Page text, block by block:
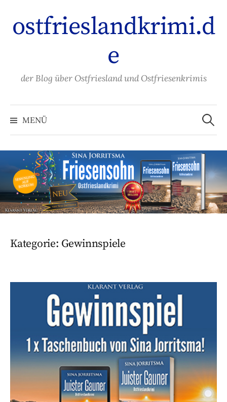
Inhalt
überspringen
ostfrieslandkrimi.d
e
der Blog über Ostfriesland und Ostfriesenkrimis
MENÜ
Suchen
nach:
Kategorie: Gewinnspiele